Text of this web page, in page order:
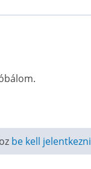
be kell jelentkezni